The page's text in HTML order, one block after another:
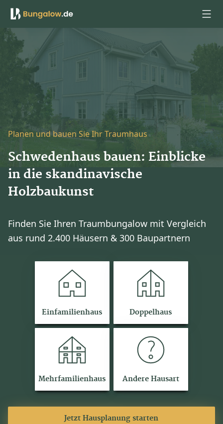
Anmelden
Planen und bauen Sie Ihr Traumhaus
Schwedenhaus bauen: Einblicke
in die skandinavische
Holzbaukunst
Finden Sie Ihren Traumbungalow mit Vergleich
aus rund 2.400 Häusern & 300 Baupartnern
Einfamilienhaus Doppelhaus
Mehrfamilienhaus Andere Hausart
Jetzt Hausplanung starten